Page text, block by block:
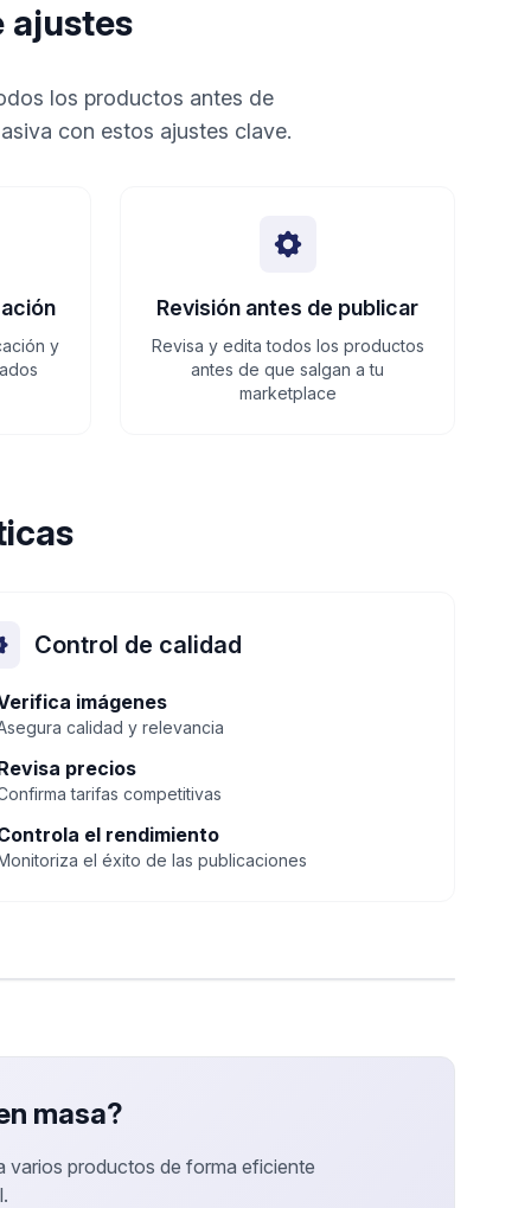
ajustes
los productos antes de
con estos ajustes clave.
y
Revisión antes de publicar
Revisa y edita todos los productos
antes de que salgan a tu
marketplace
Control de calidad
imágenes
calidad y relevancia
precios
tarifas competitivas
el rendimiento
el éxito de las publicaciones